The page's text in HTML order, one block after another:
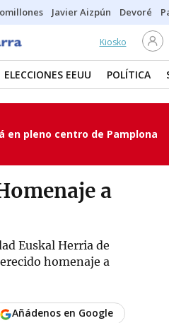
Javier Aizpún Devoré
Kiosko
ELECCIONES EEUU POLÍTICA
en pleno centro de Pamplona
a
Euskal Herria de
homenaje a
Añádenos en Google